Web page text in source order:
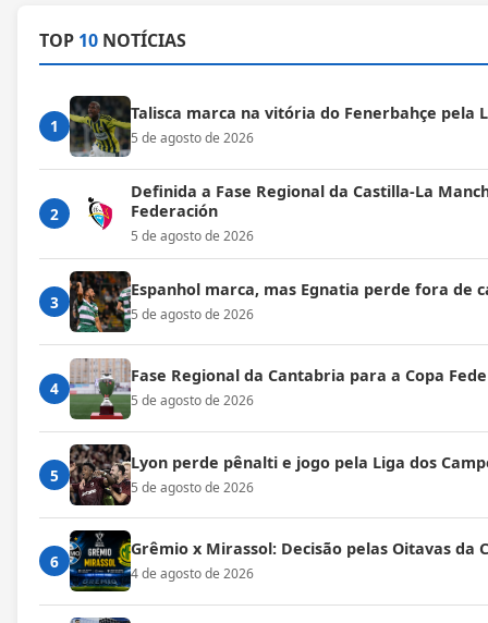
TOP 10 NOTÍCIAS
1
Talisca marca na vitória do Fenerbahçe pela
5 de agosto de 2026
2
Definida a Fase Regional da Castilla-La
Federación
5 de agosto de 2026
3
Espanhol marca, mas Egnatia perde fora de
5 de agosto de 2026
4
Fase Regional da Cantabria para a Copa
5 de agosto de 2026
5
Lyon perde pênalti e jogo pela Liga dos
5 de agosto de 2026
6
Grêmio x Mirassol: Decisão pelas Oitavas da
4 de agosto de 2026